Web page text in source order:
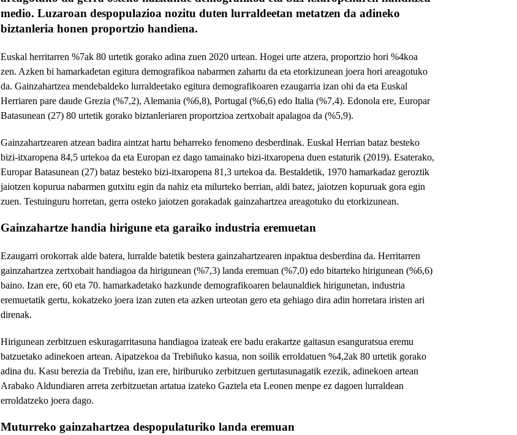
medio. Luzaroan despopulazioa nozitu duten lurraldeetan metatzen da adineko
biztanleria honen proportzio handiena.
Euskal herritarren %7ak 80 urtetik gorako adina zuen 2020 urtean. Hogei urte atzera, proportzio hori %4koa
zen. Azken bi hamarkadetan egitura demografikoa nabarmen zahartu da eta etorkizunean joera hori areagotuko
da. Gainzahartzea mendebaldeko lurraldeetako egitura demografikoaren ezaugarria izan ohi da eta Euskal
Herriaren pare daude Grezia (%7,2), Alemania (%6,8), Portugal (%6,6) edo Italia (%7,4). Edonola ere, Europar
Batasunean (27) 80 urtetik gorako biztanleriaren proportzioa zertxobait apalagoa da (%5,9).
Gainzahartzearen atzean badira aintzat hartu beharreko fenomeno desberdinak. Euskal Herrian bataz besteko
bizi-itxaropena 84,5 urtekoa da eta Europan ez dago tamainako bizi-itxaropena duen estaturik (2019). Esaterako,
Europar Batasunean (27) bataz besteko bizi-itxaropena 81,3 urtekoa da. Bestaldetik, 1970 hamarkadaz geroztik
jaiotzen kopurua nabarmen gutxitu egin da nahiz eta milurteko berrian, aldi batez, jaiotzen kopuruak gora egin
zuen. Testuinguru horretan, gerra osteko jaiotzen gorakadak gainzahartzea areagotuko du etorkizunean.
Gainzahartze handia hirigune eta garaiko industria eremuetan
Ezaugarri orokorrak alde batera, lurralde batetik bestera gainzahartzearen inpaktua desberdina da. Herritarren
gainzahartzea zertxobait handiagoa da hirigunean (%7,3) landa eremuan (%7,0) edo bitarteko hirigunean (%6,6)
baino. Izan ere, 60 eta 70. hamarkadetako hazkunde demografikoaren belaunaldiek hirigunetan, industria
eremuetatik gertu, kokatzeko joera izan zuten eta azken urteotan gero eta gehiago dira adin horretara iristen ari
direnak.
Hirigunean zerbitzuen eskuragarritasuna handiagoa izateak ere badu erakartze gaitasun esanguratsua eremu
batzuetako adinekoen artean. Aipatzekoa da Trebiñuko kasua, non soilik erroldatuen %4,2ak 80 urtetik gorako
adina du. Kasu berezia da Trebiñu, izan ere, hiriburuko zerbitzuen gertutasunagatik ezezik, adinekoen artean
Arabako Aldundiaren arreta zerbitzuetan artatua izateko Gaztela eta Leonen menpe ez dagoen lurraldean
erroldatzeko joera dago.
Muturreko gainzahartzea despopulaturiko landa eremuan